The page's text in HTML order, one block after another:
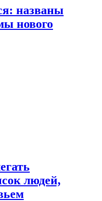
названы
нового
людей,